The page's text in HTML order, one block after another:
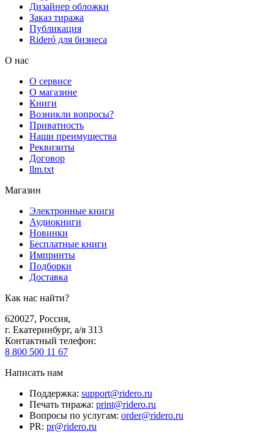
Дизайнер обложки
Заказ тиража
Публикация
Rideró для бизнеса
О нас
О сервисе
О магазине
Книги
Возникли вопросы?
Приватность
Наши преимущества
Реквизиты
Договор
llm.txt
Магазин
Электронные книги
Аудиокниги
Новинки
Бесплатные книги
Импринты
Подборки
Доставка
Как нас найти?
620027, Россия,
г. Екатеринбург, а/я 313
Контактный телефон:
8 800 500 11 67
Написать нам
Поддержка: support@ridero.ru
Печать тиража: print@ridero.ru
Вопросы по услугам: order@ridero.ru
PR: pr@ridero.ru